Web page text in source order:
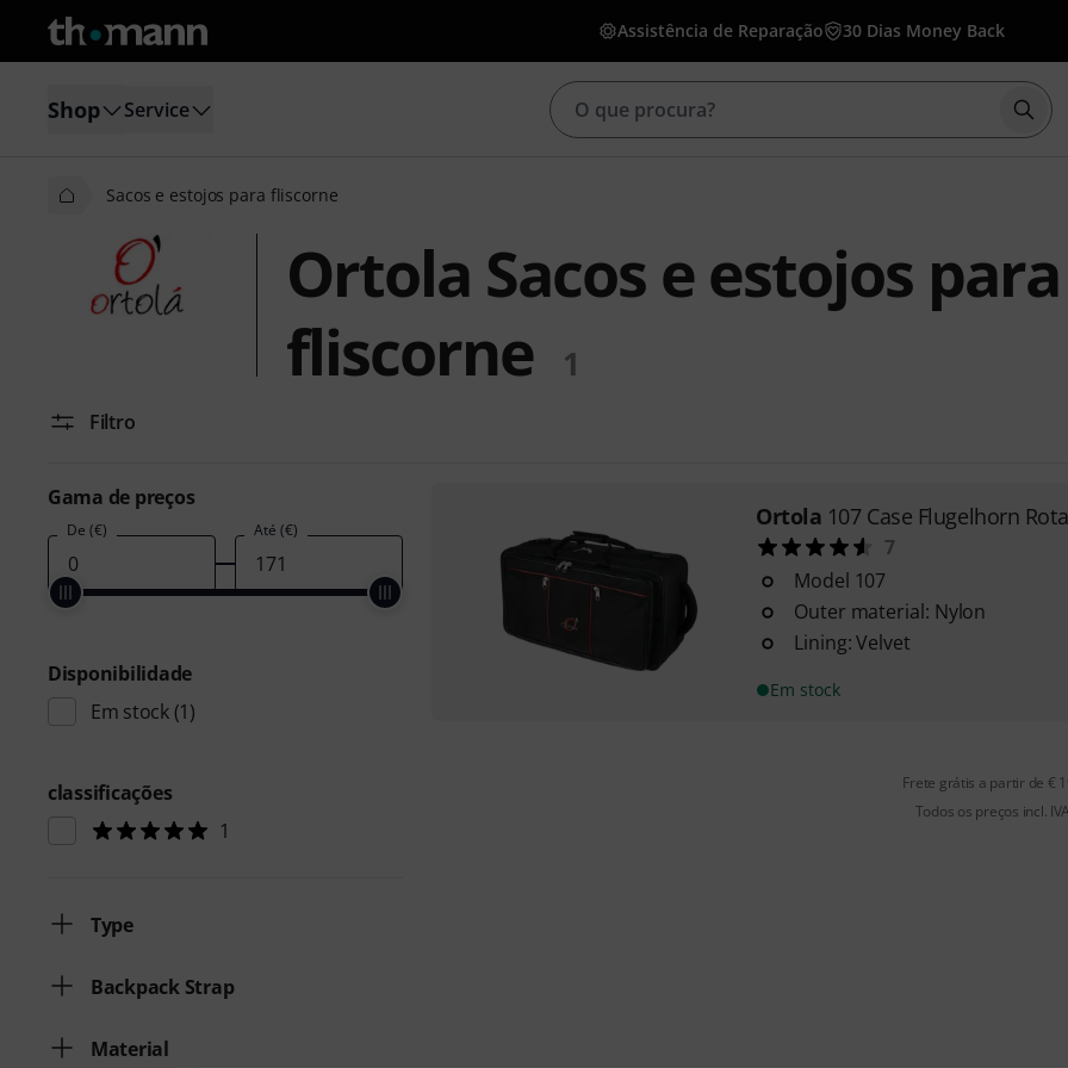
Assistência de Reparação 30 Dias Money Back
Shop Service
Sacos e estojos para fliscorne
Ortola Sacos e estojos para
fliscorne
1
Filtro
Gama de preços
De (€) Até (€)
Disponibilidade
Em stock(1)
classificações
1
Type
Backpack Strap
Material
Ortola 107 Case Flugelhorn
7
Model 107
Outer material: Nylon
Lining: Velvet
Em stock
Frete grátis a partir de €
Todos os preços incl. IVA